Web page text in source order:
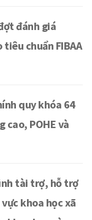
đánh giá
chuẩn FIBAA
quy khóa 64
cao, POHE và
tài trợ, hỗ trợ
khoa học xã